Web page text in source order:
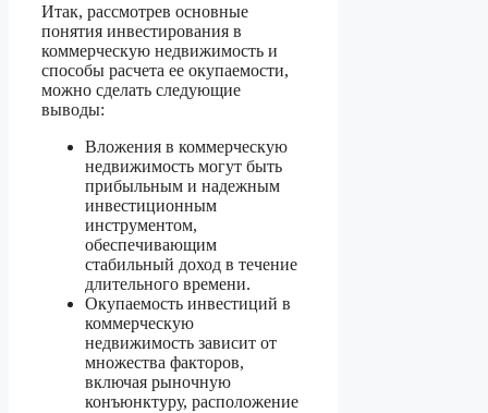
Итак, рассмотрев основные
понятия инвестирования в
коммерческую недвижимость и
способы расчета ее окупаемости,
можно сделать следующие
выводы:
Вложения в коммерческую
недвижимость могут быть
прибыльным и надежным
инвестиционным
инструментом,
обеспечивающим
стабильный доход в течение
длительного времени.
Окупаемость инвестиций в
коммерческую
недвижимость зависит от
множества факторов,
включая рыночную
конъюнктуру, расположение